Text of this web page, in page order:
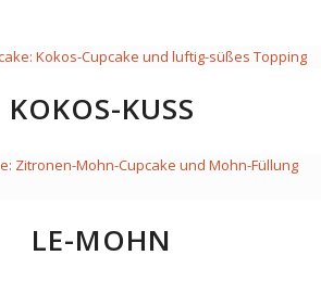
KOKOS-KUSS
LE-MOHN